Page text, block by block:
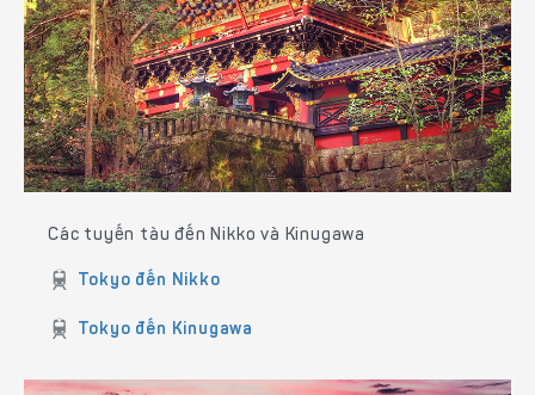
Các tuyến tàu đến Nikko và Kinugawa
Tokyo đến Nikko
Tokyo đến Kinugawa